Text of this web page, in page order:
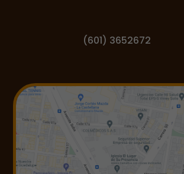
(601) 3652672